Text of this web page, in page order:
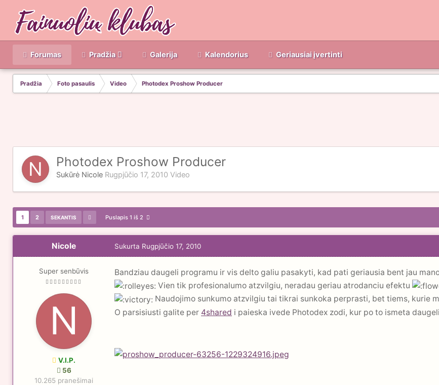
Forumas Pradžia Galerija Kalendorius Geriausiai įvertinti
Pradžia Foto pasaulis Video Photodex Proshow Producer
Photodex Proshow Producer
Sukūrė Nicole Rugpjūčio 17, 2010 Video
1 2 SEKANTIS Puslapis 1 iš 2
Nicole
Super senbūvis
V.I.P.
56
10.265 pranešimai
Sukurta Rugpjūčio 17, 2010
Bandziau daugeli programu ir vis delto galiu pasakyti, kad pati geriausia bent jau
Vien tik profesionalumo atzvilgiu, neradau geriau atrodanciu efektu
Naudojimo sunkumo atzvilgiu tai tikrai sunkoka perprasti, bet tiems, kurie
O parsisiusti galite per 4shared i paieska ivede Photodex zodi, kur po to ismeta